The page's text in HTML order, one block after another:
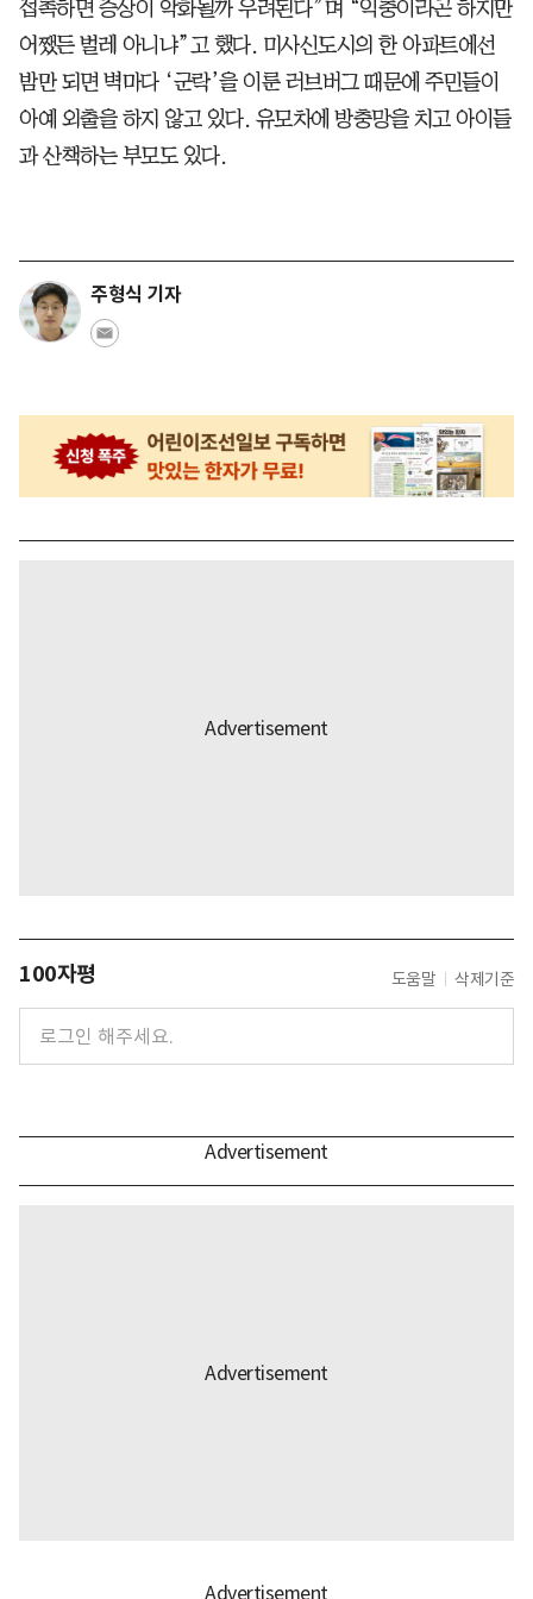
접촉하면 증상이 악화될까 우려된다”며 “익충이라곤 하지만
어쨌든 벌레 아니냐”고 했다. 미사신도시의 한 아파트에선
밤만 되면 벽마다 ‘군락’을 이룬 러브버그 때문에 주민들이
아예 외출을 하지 않고 있다. 유모차에 방충망을 치고 아이들
과 산책하는 부모도 있다.
주형식 기자
100자평 도움말 삭제기준